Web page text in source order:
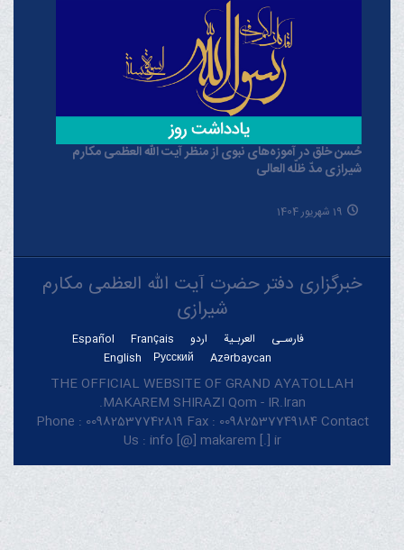
حُسن خلق در آموزه‌های نبوی از منظر آیت الله العظمی مکارم
شیرازی مدّ ظلّه العالی
19 شهریور 1404
خبرگزاری دفتر حضرت آیت الله العظمی مکارم
شیرازی
فارسـی العربـیة اردو Français
Español
Azərbaycan
Русский
English
THE OFFICIAL WEBSITE OF GRAND AYATOLLAH
MAKAREM SHIRAZI Qom - IR.Iran.
Phone : 00982537742819 Fax : 00982537749184 Contact
Us : info [@] makarem [.] ir